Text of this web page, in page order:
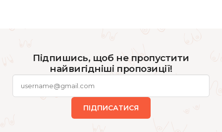
які можуть боляче впиватись у тіло. Моделі без кісточок
забезпечують якісну підтримку грудей. Це досягається
під грудьми або формованих чашок.
Ключові особливості бюстгальтерів без каркаса:
комфорт. Виготовлені вони з м'яких та гнучких
матеріалів – бавовни з додаванням еластичних
тканин, сітки, мікрофібри. Бра без кісточок
Підпишись, щоб не пропустити
найвигідніші пропозиції!
ПІДПИСАТИСЯ